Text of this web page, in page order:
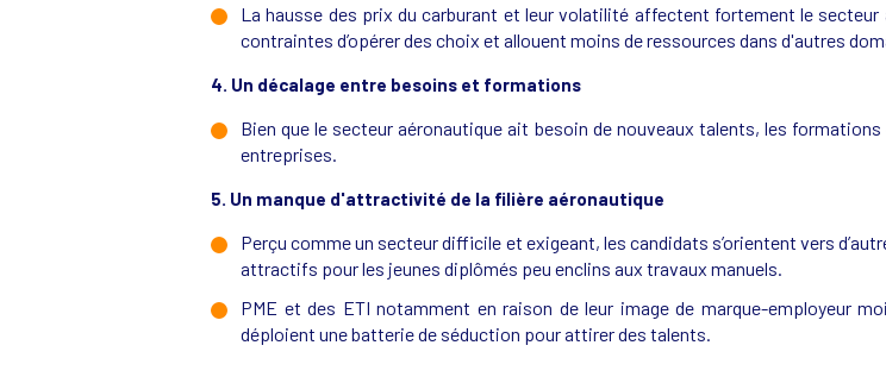
La hausse des prix du carburant et leur volatilité affectent fortement le
contraintes d’opérer des choix et allouent moins de ressources dans d'autres
4. Un décalage entre besoins et formations
Bien que le secteur aéronautique ait besoin de nouveaux talents, les
entreprises.
5. Un manque d'attractivité de la filière aéronautique
Perçu comme un secteur difficile et exigeant, les candidats s’orientent vers
attractifs pour les jeunes diplômés peu enclins aux travaux manuels.
PME et des ETI notamment en raison de leur image de marque-employeur
déploient une batterie de séduction pour attirer des talents.